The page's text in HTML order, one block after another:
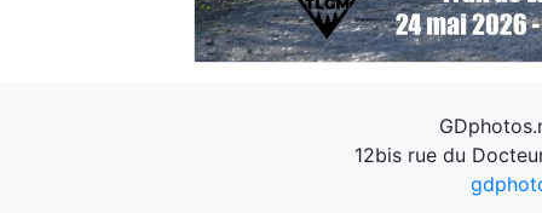
12bis rue du